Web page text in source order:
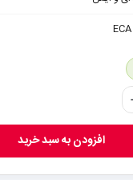
افزودن به سبد خرید